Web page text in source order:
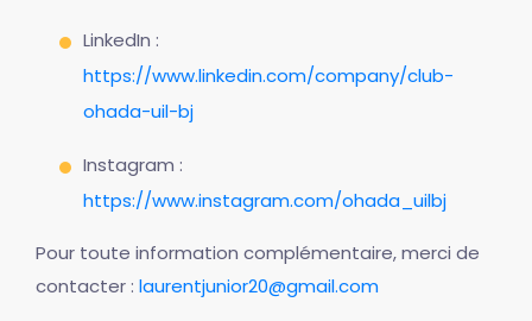
LinkedIn :
https://www.linkedin.com/company/club-
ohada-uil-bj
Instagram :
https://www.instagram.com/ohada_uilbj
Pour toute information complémentaire, merci de
contacter : laurentjunior20@gmail.com